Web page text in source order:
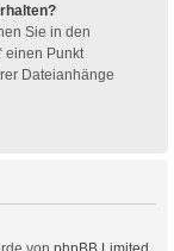
Sie in den
einen Punkt
Dateianhänge